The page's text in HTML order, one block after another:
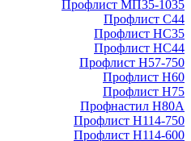
Профлист МП35-1035
Профлист С44
Профлист НС35
Профлист НС44
Профлист Н57-750
Профлист Н60
Профлист Н75
Профнастил Н80А
Профлист Н114-750
Профлист Н114-600